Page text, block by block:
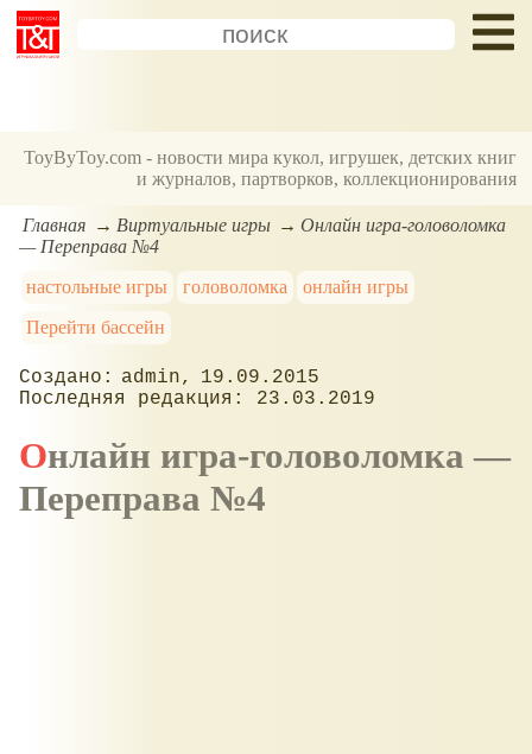
ToyByToy.com - новости мира кукол, игрушек, детских книг
и журналов, партворков, коллекционирования
Главная Виртуальные игры
Онлайн игра-головоломка
— Переправа №4
настольные игры
головоломка
онлайн игры
Перейти бассейн
admin
19.09.2015
23.03.2019
Онлайн игра-головоломка —
Переправа №4